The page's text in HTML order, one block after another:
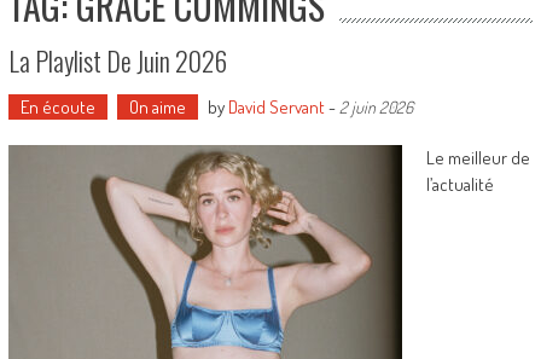
La Playlist De Juin 2026
En écoute On aime by David Servant- 2 juin 2026
Le meilleur de
l’actualité